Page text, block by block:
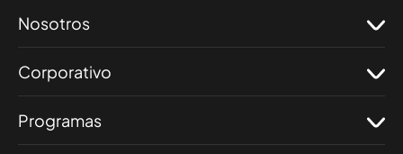
Nosotros
Corporativo
Programas